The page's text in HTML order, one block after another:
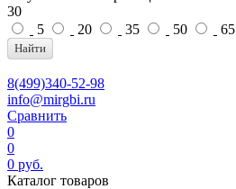
30
5
20 35 50 65
Найти
8(499)340-52-98
info@mirgbi.ru
Сравнить
0
0
0 руб.
Каталог товаров